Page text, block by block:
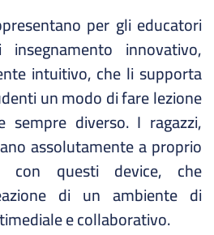
per gli educatori
innovativo,
intuitivo, che li supporta
un modo di fare lezione
sempre diverso. I ragazzi,
assolutamente a proprio
con questi device, che
di un ambiente di
e collaborativo.